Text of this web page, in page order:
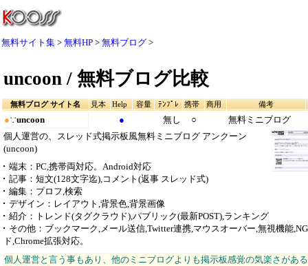
無料サイト集 無料HP 無料ブログ
uncoon / 無料ブログ比較
無料ブログ サイト名 見本 Help 容量 ﾃﾝﾌﾟﾚ 携帯 商用 備考
●∵uncoon ● 無し ○
無料ミニブログ
個人運営の、スレッド式掲示板風無料ミニブログ アンクーン
(uncoon)
端末 ：PC,携帯両対応。Android対応
記事 ：短文(128文字迄),コメント(返事 スレッド式)
編集 ：プロフ,検索
デザイン ：レイアウト,背景色,背景画像
紹介 ：トレンド(タグクラウド),パブリック(最新POST),ランキング
その他 ：ブックマーク,メール送信,Twitter連携,マウスオーバー,無視機能
ド,Chrome拡張対応。
個人運営と言う事もあり、他のミニブログよりも掲示板感覚の気楽さがあ